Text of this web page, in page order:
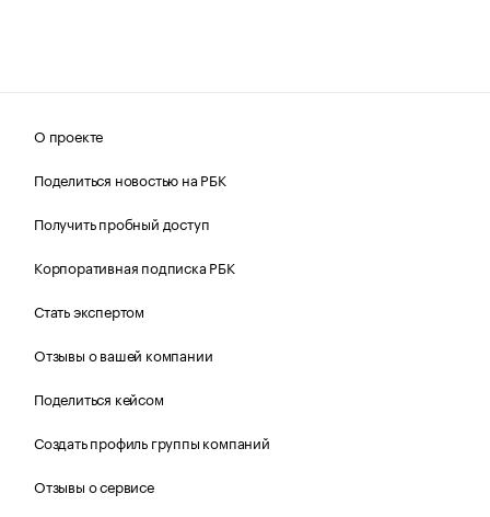
О проекте
Поделиться новостью на РБК
Получить пробный доступ
Корпоративная подписка РБК
Стать экспертом
Отзывы о вашей компании
Поделиться кейсом
Создать профиль группы компаний
Отзывы о сервисе